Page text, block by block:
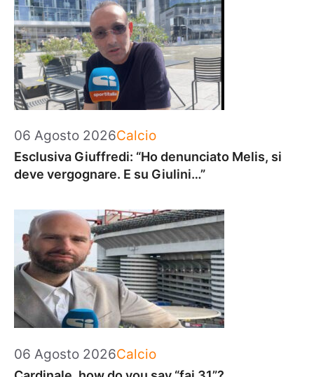
06 Agosto 2026Categorie
Calcio
Esclusiva Giuffredi: “Ho denunciato Melis, si
deve vergognare. E su Giulini…”
06 Agosto 2026Categorie
Calcio